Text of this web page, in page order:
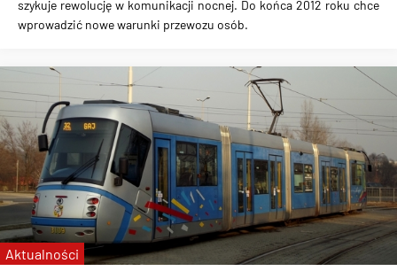
szykuje rewolucję w komunikacji nocnej. Do końca 2012 roku chce
wprowadzić nowe warunki przewozu osób.
Aktualności